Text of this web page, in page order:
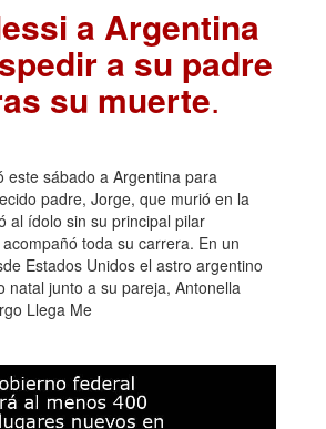
a Argentina
a su padre
su muerte.
este sábado a Argentina para
padre, Jorge, que murió en la
al ídolo sin su principal pilar
toda su carrera. En un
Estados Unidos el astro argentino
natal junto a su pareja, Antonella
Llega Me